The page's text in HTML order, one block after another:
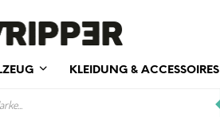
KLEIDUNG & ACCESSOIRES